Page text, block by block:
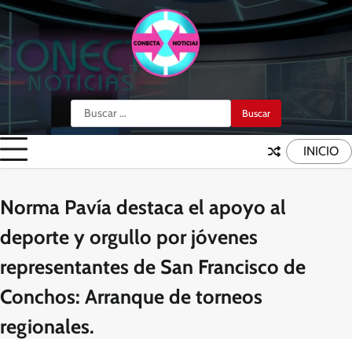
Skip
content
Buscar:
INICIO
Norma Pavía destaca el apoyo al
deporte y orgullo por jóvenes
representantes de San Francisco de
Conchos: Arranque de torneos
regionales.